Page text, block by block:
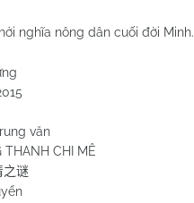
nghĩa nông dân cuối đời Minh.
văn
THANH CHI MÊ
之谜